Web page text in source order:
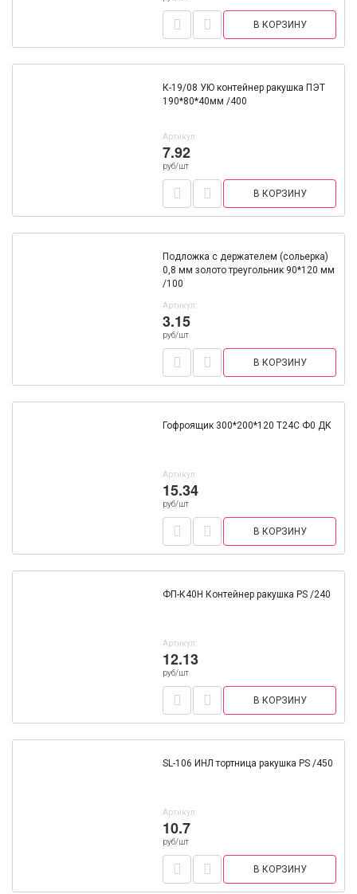
В КОРЗИНУ
К-19/08 УЮ контейнер ракушка ПЭТ
190*80*40мм /400
Артикул:
7.92
руб/шт
В КОРЗИНУ
Подложка с держателем (сольерка)
0,8 мм золото треугольник 90*120 мм
/100
Артикул:
3.15
руб/шт
В КОРЗИНУ
Гофроящик 300*200*120 Т24С Ф0 ДК
Артикул:
15.34
руб/шт
В КОРЗИНУ
ФП-К40Н Контейнер ракушка PS /240
Артикул:
12.13
руб/шт
В КОРЗИНУ
SL-106 ИНЛ тортница ракушка PS /450
Артикул:
10.7
руб/шт
В КОРЗИНУ